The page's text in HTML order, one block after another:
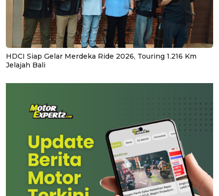
HDCI Siap Gelar Merdeka Ride 2026, Touring 1.216 Km
Jelajah Bali